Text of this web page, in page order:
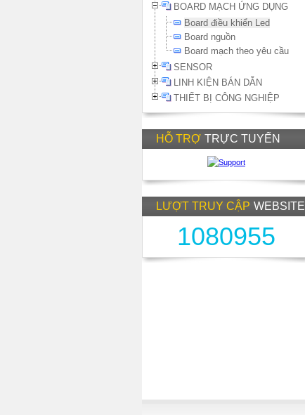
BOARD MẠCH ỨNG DỤNG
Board điều khiển Led
Board nguồn
Board mạch theo yêu cầu
SENSOR
LINH KIỆN BÁN DẪN
THIẾT BỊ CÔNG NGHIỆP
HỖ TRỢ TRỰC TUYẾN
LƯỢT TRUY CẬP WEBSITE
1080955